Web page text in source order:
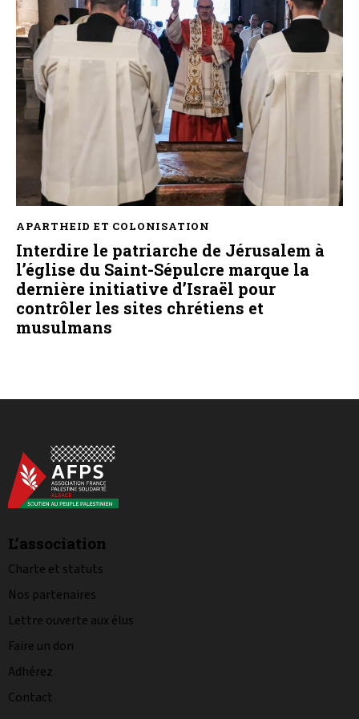
APARTHEID ET COLONISATION
Interdire le patriarche de Jérusalem à
l’église du Saint-Sépulcre marque la
dernière initiative d’Israël pour
contrôler les sites chrétiens et
musulmans
L’association
Charte et statuts
Nos partenaires
Lettre ouverte aux élus
Faire un don
Adhérez
Contact